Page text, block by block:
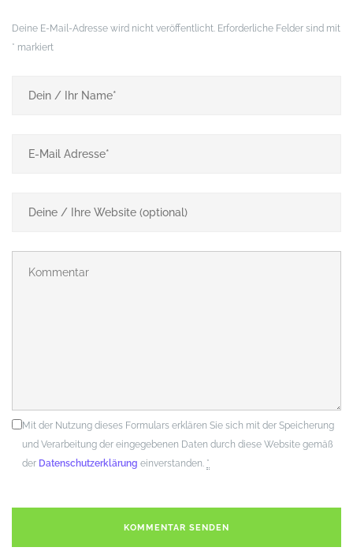
Deine E-Mail-Adresse wird nicht veröffentlicht. Erforderliche Felder sind mit
* markiert
Mit der Nutzung dieses Formulars erklären Sie sich mit der Speicherung
und Verarbeitung der eingegebenen Daten durch diese Website gemäß
der Datenschutzerklärung einverstanden. *